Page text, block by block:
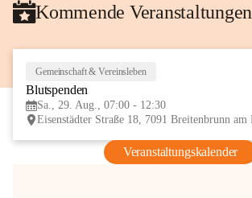
Kommende Veranstaltungen
Gemeinschaft & Vereinsleben
Blutspenden
Sa., 29. Aug., 07:00 - 12:30
Veranstaltungskalender